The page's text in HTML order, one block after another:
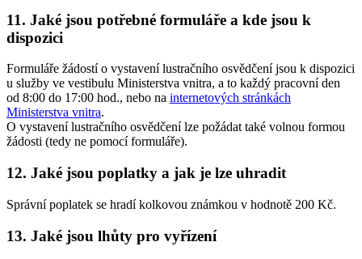
11. Jaké jsou potřebné formuláře a kde jsou k
dispozici
Formuláře žádostí o vystavení lustračního osvědčení jsou k dispozici
u služby ve vestibulu Ministerstva vnitra, a to každý pracovní den
od 8:00 do 17:00 hod., nebo na internetových stránkách
Ministerstva vnitra.
O vystavení lustračního osvědčení lze požádat také volnou formou
žádosti (tedy ne pomocí formuláře).
12. Jaké jsou poplatky a jak je lze uhradit
Správní poplatek se hradí kolkovou známkou v hodnotě 200 Kč.
13. Jaké jsou lhůty pro vyřízení